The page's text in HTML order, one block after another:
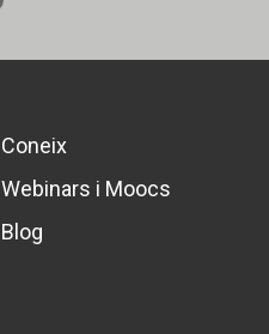
Coneix
Webinars i Moocs
Blog